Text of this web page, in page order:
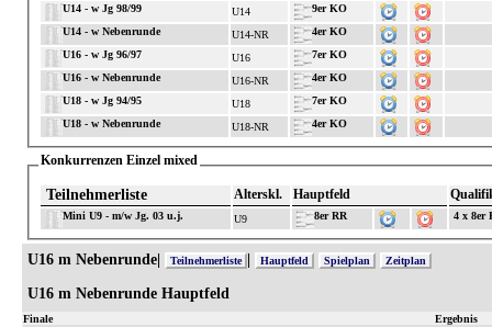
U14 - w Jg 98/99
U14
9er KO
U14 - w Nebenrunde
U14-NR
4er KO
U16 - w Jg 96/97
U16
7er KO
U16 - w Nebenrunde
U16-NR
4er KO
U18 - w Jg 94/95
U18
7er KO
U18 - w Nebenrunde
U18-NR 4er KO
Konkurrenzen Einzel mixed
Teilnehmerliste Alterskl. Hauptfeld
Mini U9 - m/w Jg. 03 u.j. U9 8er RR 4 x 8er
U16 m Nebenrunde| Teilnehmerliste Hauptfeld Spielplan Zeitplan
U16 m Nebenrunde Hauptfeld
Finale
Ergebnis